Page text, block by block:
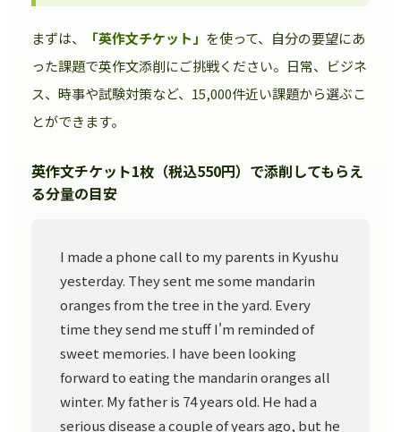
まずは、 「英作文チケット」 を使って、自分の要望にあ
った課題で英作文添削にご挑戦ください。日常、ビジネ
ス、時事や試験対策など、15,000件近い課題から選ぶこ
とができます。
英作文チケット1枚（税込550円）で添削してもらえ
る分量の目安
I made a phone call to my parents in Kyushu
yesterday. They sent me some mandarin
oranges from the tree in the yard. Every
time they send me stuff I'm reminded of
sweet memories. I have been looking
forward to eating the mandarin oranges all
winter. My father is 74 years old. He had a
serious disease a couple of years ago, but he